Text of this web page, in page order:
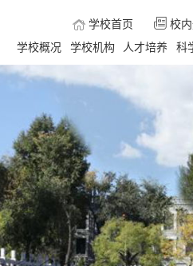
学校首页 校
学校概况
学校机构 人才培养 科